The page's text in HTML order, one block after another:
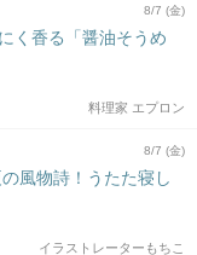
8/7 (金)
く香る「醤油そうめ
料理家 エプロン
8/7 (金)
風物詩！うたた寝し
イラストレーターもちこ